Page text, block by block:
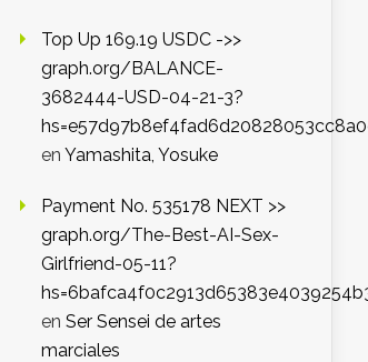
Top Up 169.19 USDC ->>
graph.org/BALANCE-
3682444-USD-04-21-3?
en Yamashita, Yosuke
Payment No. 535178 NEXT >>
graph.org/The-Best-AI-Sex-
Girlfriend-05-11?
en Ser Sensei de artes
marciales